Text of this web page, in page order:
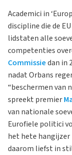
Academici in
discipline die de
lidstaten alle
competenties
Commissiedan in
nadat Orbans
“beschermen van
spreekt premier
van nationale
Eurofiele politici
het hete hangijzer
daarom liefst in